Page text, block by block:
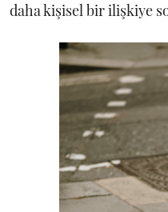
daha kişisel bir ilişkiye